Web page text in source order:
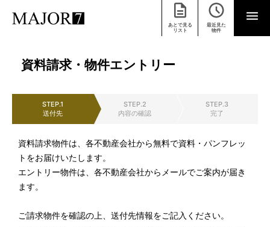
あとで見る
リスト
最近見た
物件
資料請求・物件エントリー
STEP.1
送付先
STEP.2
内容の確認
STEP.3
完了
資料請求物件は、各不動産会社から無料で資料・パンフレッ
トをお届けいたします。
エントリー物件は、各不動産会社からメールでご案内が届き
ます。
ご請求物件を確認の上、送付先情報をご記入ください。